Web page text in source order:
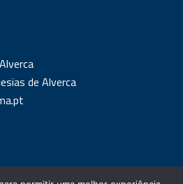
de Alverca